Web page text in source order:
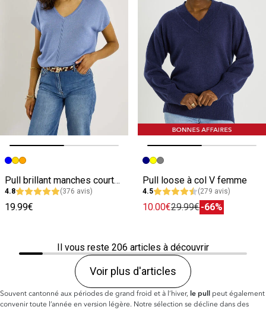
Image précédente
Image suivante
Pull brillant manches courtes femme
4.8 (376 avis)
19.99€
Image précédente
Image suivante
Pull loose à col V femme
4.5 (279 avis)
10.00€29.99€-66%
Il vous reste 206 articles à découvrir
Voir plus d'articles
Souvent cantonné aux périodes de grand froid et à l’hiver, le pull peut également
convenir toute l’année en version légère. Notre sélection se décline dans des